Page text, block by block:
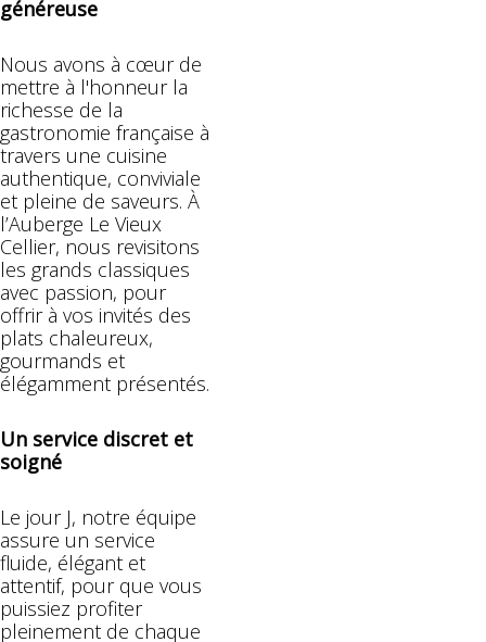
généreuse
Nous avons à cœur de
mettre à l'honneur la
richesse de la
gastronomie française à
travers une cuisine
authentique, conviviale
et pleine de saveurs. À
l’Auberge Le Vieux
Cellier, nous revisitons
les grands classiques
avec passion, pour
offrir à vos invités des
plats chaleureux,
gourmands et
élégamment présentés.
Un service discret et
soigné
Le jour J, notre équipe
assure un service
fluide, élégant et
attentif, pour que vous
puissiez profiter
pleinement de chaque